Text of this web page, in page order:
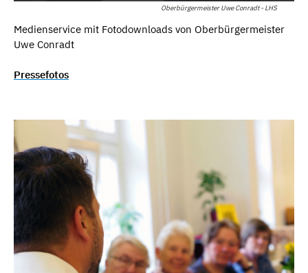
Oberbürgermeister Uwe Conradt - LHS
Medienservice mit Fotodownloads von Oberbürgermeister
Uwe Conradt
Pressefotos